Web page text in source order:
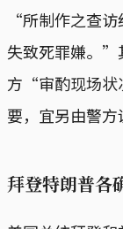
“所制作之查
失致死罪嫌。”
方“审酌现场
要，宜另由警方
拜登特朗普各